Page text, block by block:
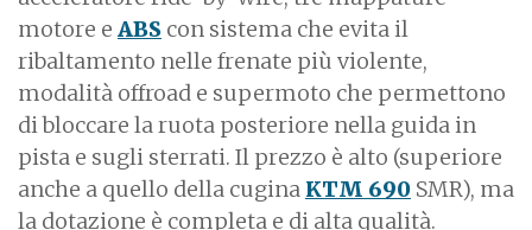
motore e ABS con sistema che evita il
ribaltamento nelle frenate più violente,
modalità offroad e supermoto che permettono
di bloccare la ruota posteriore nella guida in
pista e sugli sterrati. Il prezzo è alto (superiore
anche a quello della cugina KTM 690 SMR), ma
la dotazione è completa e di alta qualità.